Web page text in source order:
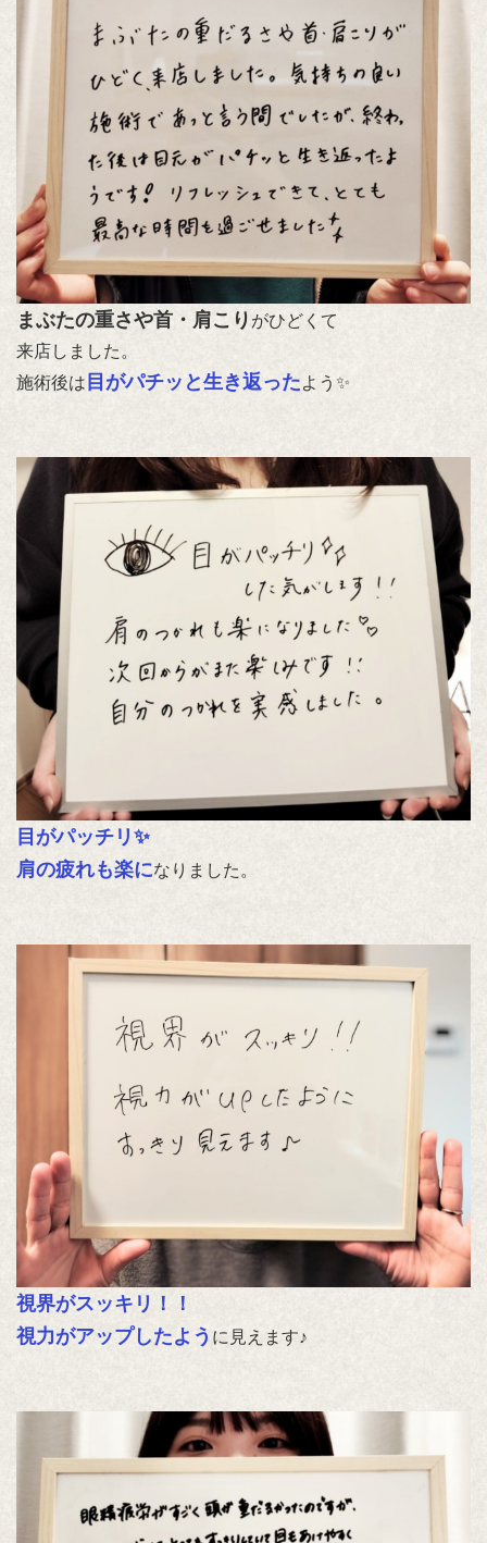
まぶたの重さや首・肩こり がひどくて
来店しました。
施術後は 目がパチッと生き返ったよう✨
目がパッチリ✨
肩の疲れも楽になりました。
視界がスッキリ！！
視力がアップしたよう に見えます♪